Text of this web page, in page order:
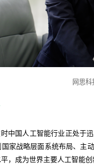
网思
中国人工智能行业正处于
家战略层面系统布局、主
，成为世界主要人工智能